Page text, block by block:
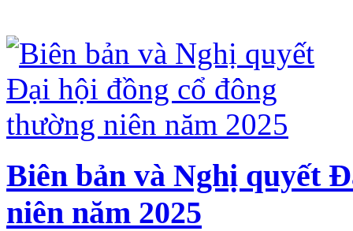
Biên bản và Nghị quyết
niên năm 2025